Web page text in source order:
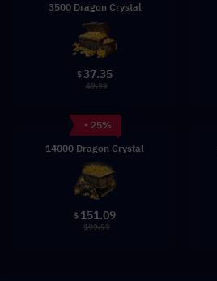
3500 Dragon Crystal
$37.35
49.99
- 25%
14000 Dragon Crystal
$ 151.09
199.99